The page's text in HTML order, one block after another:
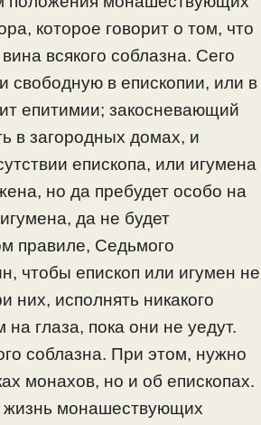
которое говорит о том, что
всякого соблазна. Сего
свободную в епископии, или в
епитимии; закосневающий
в загородных домах, и
епископа, или игумена
но да пребудет особо на
да не будет
правиле, Седьмого
чтобы епископ или игумен не
исполнять никакого
глаза, пока они не уедут.
соблазна. При этом, нужно
монахов, но и об епископах.
жизнь монашествующих